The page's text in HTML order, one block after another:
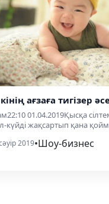
ағзаға тигізер
01.04.2019Қысқа
күйді жақсартып қана
2019•Шоу-бизнес